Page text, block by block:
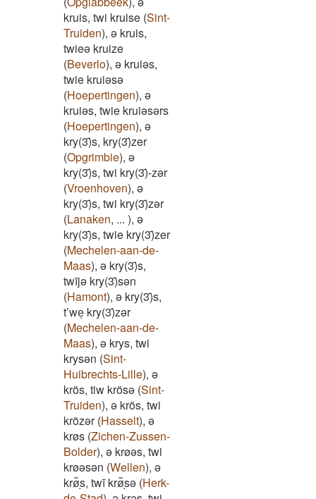
kruis, twi kruise (Sint-
Truiden), ə kruis,
twieə kruize
(Beverlo), ə kruiəs,
twie kruiəsə
(Hoepertingen), ə
kruiəs, twie kruiəsərs
(Hoepertingen), ə
kry(3)̄s, kry(3)̄zer
(Opgrimbie), ə
kry(3)̄s, twi kry(3)̄-zər
(Vroenhoven), ə
kry(3)̄s, twi kry(3)̄zər
(Lanaken, ... ), ə
kry(3)̄s, twie kry(3)̄zer
(Mechelen-aan-de-
Maas), ə kry(3)̄s,
twījə kry(3)̄sən
(Hamont), ə kry(3)̄s,
t’weͅ kry(3)̄zər
(Mechelen-aan-de-
Maas), ə krys, twi
krysən (Sint-
Huibrechts-Lille), ə
krös, tiw krösə (Sint-
Truiden), ə krös, twi
krözər(Hasselt), ə
krøs (Zichen-Zussen-
Bolder), ə krøəs, twi
krøəsən (Wellen), ə
krø͂ͅs, twī krø͂ͅsə (Herk-